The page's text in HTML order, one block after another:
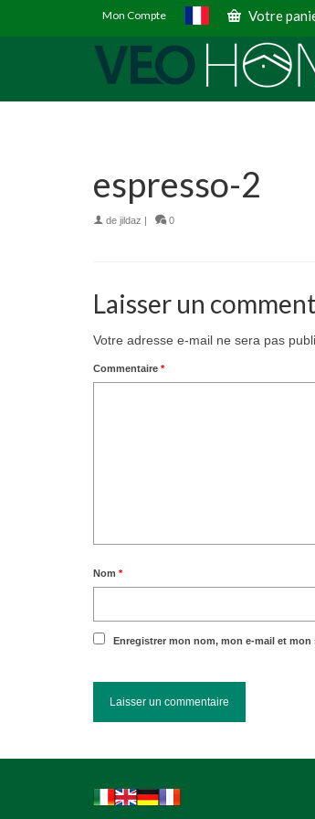
Mon Compte Votre
espresso-2
de jildaz | 0
Laisser un
Votre adresse e-mail ne sera pas
Commentaire *
Nom *
Enregistrer mon nom, mon e-mail et